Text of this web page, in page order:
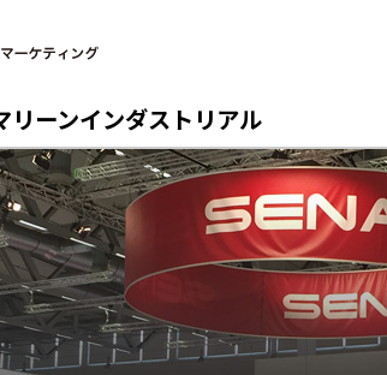
リーンインダストリアル